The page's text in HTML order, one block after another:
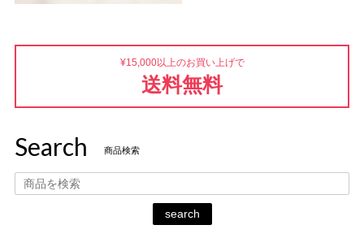
¥15,000以上のお買い上げで
送料無料
Search 商品検索
search